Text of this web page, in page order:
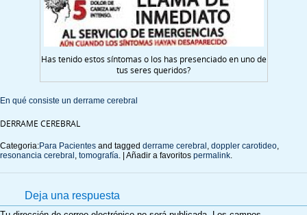
Has tenido estos síntomas o los has presenciado en uno de
tus seres queridos?
En qué consiste un derrame cerebral
DERRAME CEREBRAL
Categoria:Para Pacientes and tagged derrame cerebral , doppler carotideo,
resonancia cerebral , tomografía. | Añadir a favoritos permalink.
Deja una respuesta